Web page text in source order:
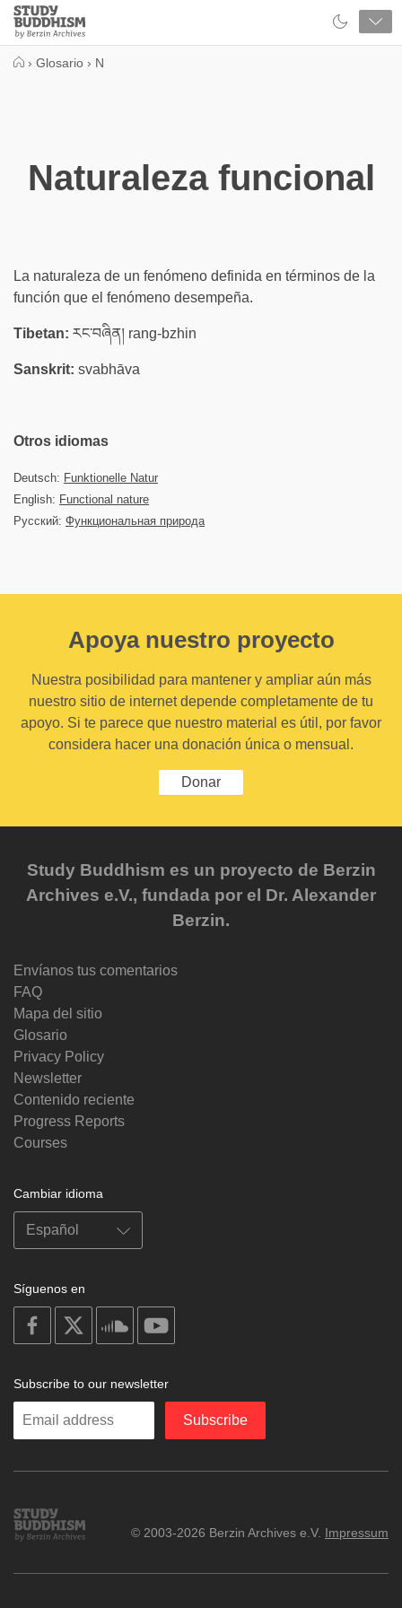
Close
Study
Buddhism
› Glosario › N
Naturaleza funcional
La naturaleza de un fenómeno definida en términos de la
función que el fenómeno desempeña.
Tibetan: རང་བཞིན། rang-bzhin
Sanskrit: svabhāva
Otros idiomas
Deutsch: Funktionelle Natur
English: Functional nature
Русский: Функциональная природа
Apoya nuestro proyecto
Nuestra posibilidad para mantener y ampliar aún más
nuestro sitio de internet depende completamente de tu
apoyo. Si te parece que nuestro material es útil, por favor
considera hacer una donación única o mensual.
Donar
Study Buddhism es un proyecto de Berzin
Archives e.V., fundada por el Dr. Alexander
Berzin.
Envíanos tus comentarios
FAQ
Mapa del sitio
Glosario
Privacy Policy
Newsletter
Contenido reciente
Progress Reports
Courses
Cambiar idioma
Síguenos en
on
facebook
soundcloud
Subscribe to our newsletter
Enter
Subscribe
Study
Buddhism
© 2003-2026 Berzin Archives e.V. Impressum